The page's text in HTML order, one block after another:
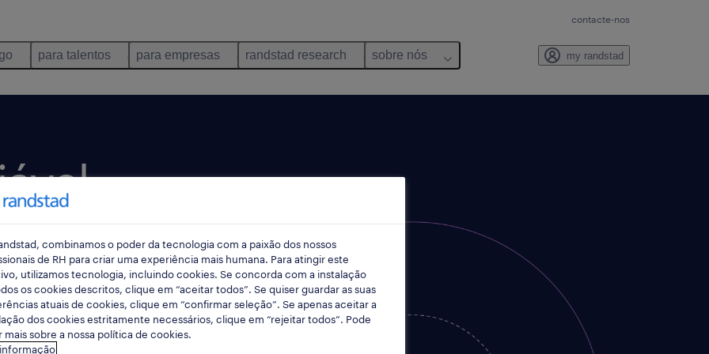
contacte-nos
para talentos para empresas randstad research sobre nós my randstad
de
pelo que fazes e
combinamos o poder da tecnologia com a paixão dos nossos
de RH para criar uma experiência mais humana. Para atingir este
utilizamos tecnologia, incluindo cookies. Se concorda com a instalação
os cookies descritos, clique em “aceitar todos”. Se quiser guardar as suas
atuais de cookies, clique em “confirmar seleção”. Se apenas aceitar a
dos cookies estritamente necessários, clique em “rejeitar todos”. Pode
mais sobre a nossa política de cookies.